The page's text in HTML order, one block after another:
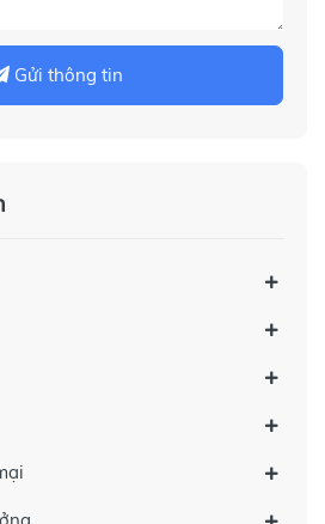
Gửi thông tin